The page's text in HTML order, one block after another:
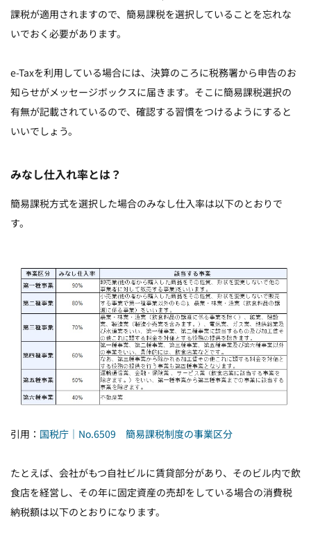
課税が適用されますので、簡易課税を選択していることを忘れな
いでおく必要があります。
e-Taxを利用している場合には、決算のころに税務署から申告のお
知らせがメッセージボックスに届きます。そこに簡易課税選択の
有無が記載されているので、確認する習慣をつけるようにすると
いいでしょう。
みなし仕入れ率とは？
簡易課税方式を選択した場合のみなし仕入率は以下のとおりで
す。
引用： 国税庁｜No.6509 簡易課税制度の事業区分
たとえば、会社がもつ自社ビルに賃貸部分があり、そのビル内で飲
食店を経営し、その年に固定資産の売却をしている場合の消費税
納税額は以下のとおりになります。